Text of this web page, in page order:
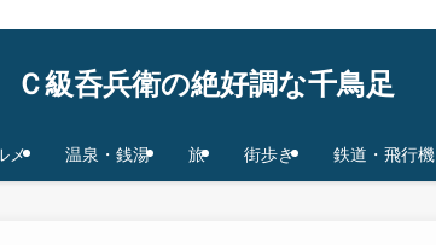
Ｃ級呑兵衛の絶好調な千鳥足
メ 温泉・銭湯 旅 街歩き 鉄道・飛行機